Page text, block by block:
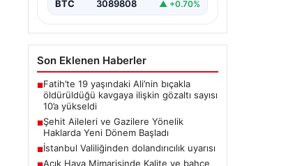
BTC 3089808 ▲ +0.70%
Son Eklenen Haberler
■Fatih’te 19 yaşındaki Ali’nin bıçakla
öldürüldüğü kavgaya ilişkin gözaltı sayısı
10’a yükseldi
■Şehit Aileleri ve Gazilere Yönelik
Haklarda Yeni Dönem Başladı
■İstanbul Valiliğinden dolandırıcılık uyarısı
Açık Hava Mimarisinde Kalite ve bahçe